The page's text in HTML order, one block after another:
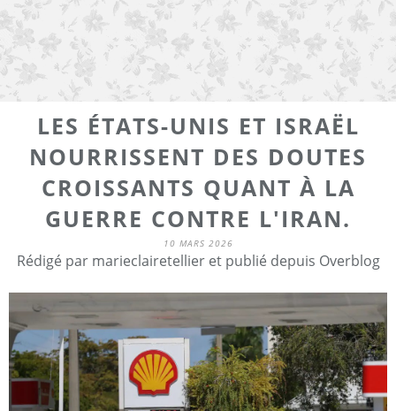
LES ÉTATS-UNIS ET ISRAËL
NOURRISSENT DES DOUTES
CROISSANTS QUANT À LA
GUERRE CONTRE L'IRAN.
10 MARS 2026
Rédigé par marieclairetellier et publié depuis Overblog